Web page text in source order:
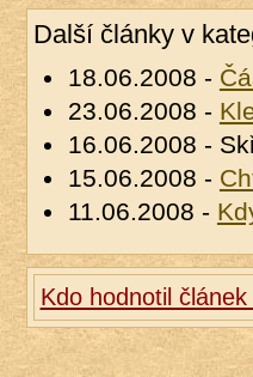
Další články v
18.06.2008 -
23.06.2008 -
16.06.2008 -
15.06.2008 -
11.06.2008 -
Kdo hodnotil